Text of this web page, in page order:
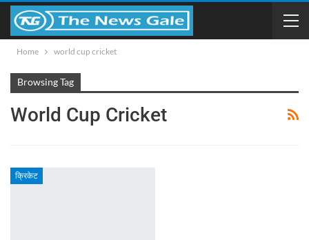
Home world cup cricket
Browsing Tag
World Cup Cricket
क्रिकेट